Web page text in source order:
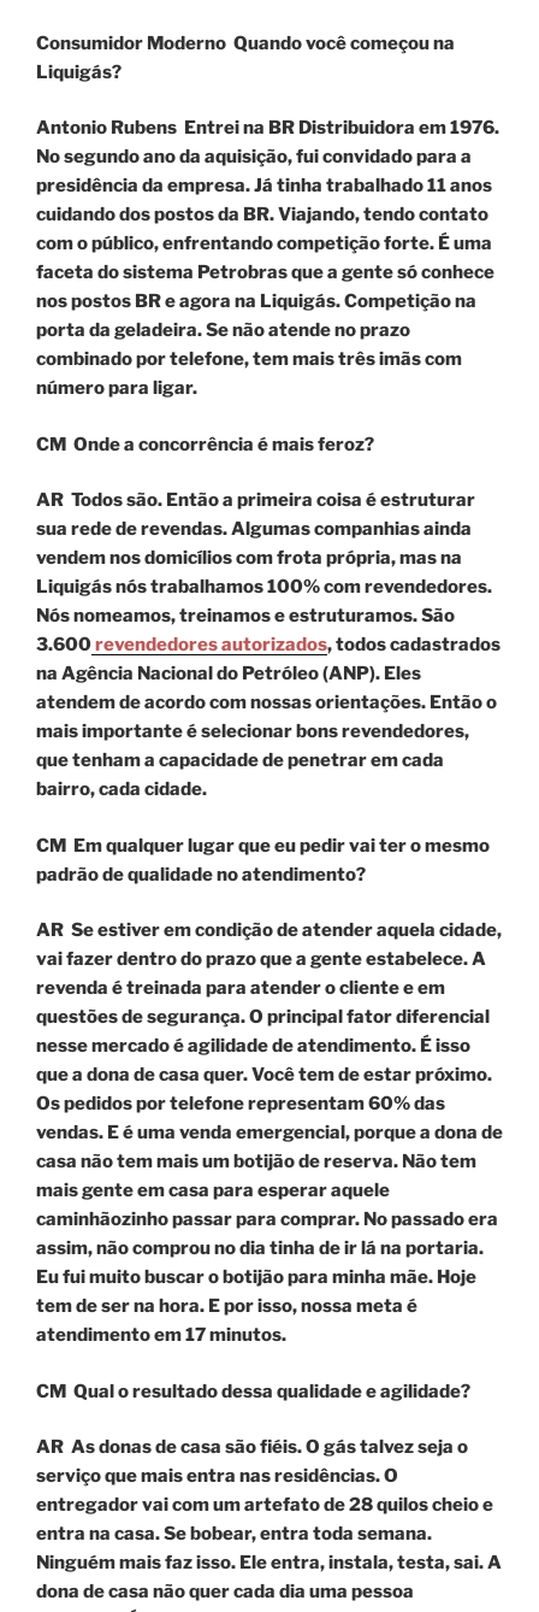
Consumidor Moderno Quando você começou na
Liquigás?
Antonio Rubens Entrei na BR Distribuidora em 1976.
No segundo ano da aquisição, fui convidado para a
presidência da empresa. Já tinha trabalhado 11 anos
cuidando dos postos da BR. Viajando, tendo contato
com o público, enfrentando competição forte. É uma
faceta do sistema Petrobras que a gente só conhece
nos postos BR e agora na Liquigás. Competição na
porta da geladeira. Se não atende no prazo
combinado por telefone, tem mais três imãs com
número para ligar.
CM Onde a concorrência é mais feroz?
AR Todos são. Então a primeira coisa é estruturar
sua rede de revendas. Algumas companhias ainda
vendem nos domicílios com frota própria, mas na
Liquigás nós trabalhamos 100% com revendedores.
Nós nomeamos, treinamos e estruturamos. São
3.600revendedores autorizados, todos cadastrados
na Agência Nacional do Petróleo (ANP). Eles
atendem de acordo com nossas orientações. Então o
mais importante é selecionar bons revendedores,
que tenham a capacidade de penetrar em cada
bairro, cada cidade.
CM Em qualquer lugar que eu pedir vai ter o mesmo
padrão de qualidade no atendimento?
AR Se estiver em condição de atender aquela cidade,
vai fazer dentro do prazo que a gente estabelece. A
revenda é treinada para atender o cliente e em
questões de segurança. O principal fator diferencial
nesse mercado é agilidade de atendimento. É isso
que a dona de casa quer. Você tem de estar próximo.
Os pedidos por telefone representam 60% das
vendas. E é uma venda emergencial, porque a dona de
casa não tem mais um botijão de reserva. Não tem
mais gente em casa para esperar aquele
caminhãozinho passar para comprar. No passado era
assim, não comprou no dia tinha de ir lá na portaria.
Eu fui muito buscar o botijão para minha mãe. Hoje
tem de ser na hora. E por isso, nossa meta é
atendimento em 17 minutos.
CM Qual o resultado dessa qualidade e agilidade?
AR As donas de casa são fiéis. O gás talvez seja o
serviço que mais entra nas residências. O
entregador vai com um artefato de 28 quilos cheio e
entra na casa. Se bobear, entra toda semana.
Ninguém mais faz isso. Ele entra, instala, testa, sai. A
dona de casa não quer cada dia uma pessoa